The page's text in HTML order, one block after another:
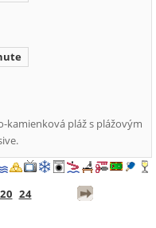
kamienková pláž s plážovým
20 24